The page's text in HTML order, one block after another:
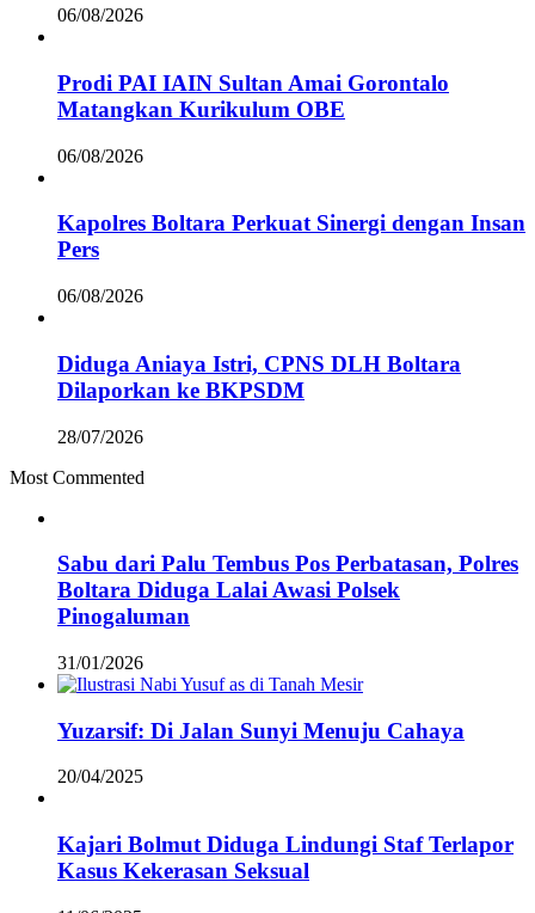
06/08/2026
Prodi PAI IAIN Sultan Amai Gorontalo
Matangkan Kurikulum OBE
06/08/2026
Kapolres Boltara Perkuat Sinergi dengan Insan
Pers
06/08/2026
Diduga Aniaya Istri, CPNS DLH Boltara
Dilaporkan ke BKPSDM
28/07/2026
Most Commented
Sabu dari Palu Tembus Pos Perbatasan, Polres
Boltara Diduga Lalai Awasi Polsek
Pinogaluman
31/01/2026
Yuzarsif: Di Jalan Sunyi Menuju Cahaya
20/04/2025
Kajari Bolmut Diduga Lindungi Staf Terlapor
Kasus Kekerasan Seksual